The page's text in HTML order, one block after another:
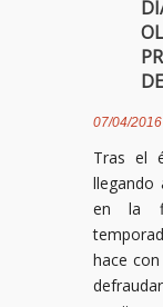
07/04/2016
Tras el
llegando
en la
hace